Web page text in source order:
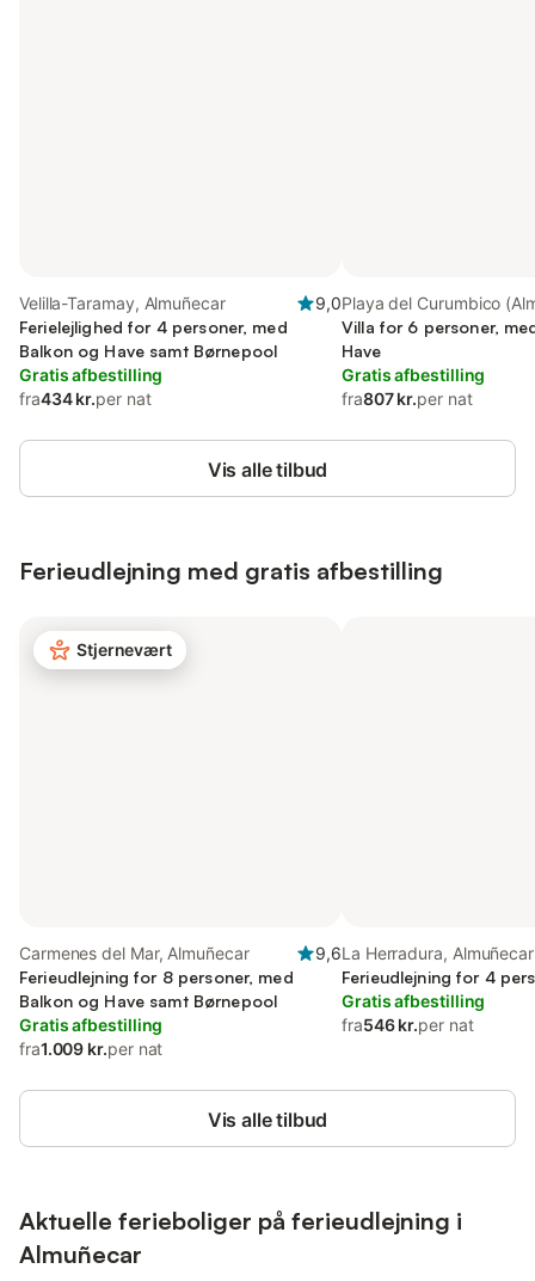
Velilla-Taramay, Almuñecar
9,0
Ferielejlighed for 4 personer, med
Balkon og Have samt Børnepool
Gratis afbestilling
fra434 kr.per nat
Playa del Curumbico
Almuñecar
Villa for 6 personer,
Have
Gratis afbestilling
fra807 kr.per nat
Vis alle tilbud
Ferieudlejning med gratis afbestilling
Stjernevært
Carmenes del Mar, Almuñecar
9,6
Ferieudlejning for 8 personer, med
Balkon og Have samt Børnepool
Gratis afbestilling
fra1.009 kr.per nat
La Herradura, Almuñecar
Ferieudlejning for 4
Gratis afbestilling
fra546 kr.per nat
Vis alle tilbud
Aktuelle ferieboliger på ferieudlejning i
Almuñecar